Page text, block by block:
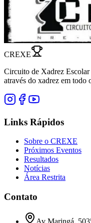
CREXE
Circuito de Xadrez Escolar
através do xadrez em todo
Links Rápidos
Sobre o CREXE
Próximos Eventos
Resultados
Notícias
Área Restrita
Contato
Av Maringá,